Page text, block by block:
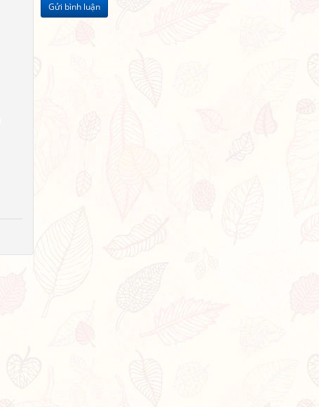
Gửi bình luận